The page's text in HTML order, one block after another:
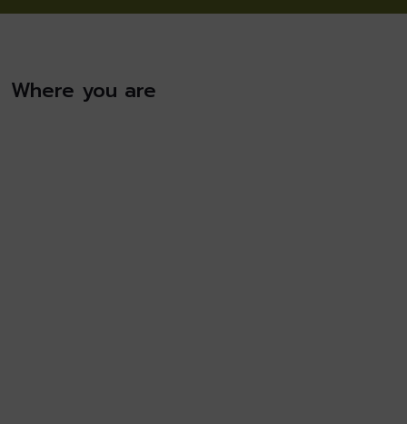
Where you are